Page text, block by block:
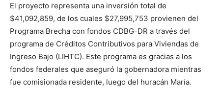
El proyecto representa una inversión total de
$41,092,859, de los cuales $27,995,753 provienen del
Programa Brecha con fondos CDBG-DR a través del
programa de Créditos Contributivos para Viviendas de
Ingreso Bajo (LIHTC). Este programa es gracias a los
fondos federales que aseguró la gobernadora mientras
fue comisionada residente, luego del huracán María.